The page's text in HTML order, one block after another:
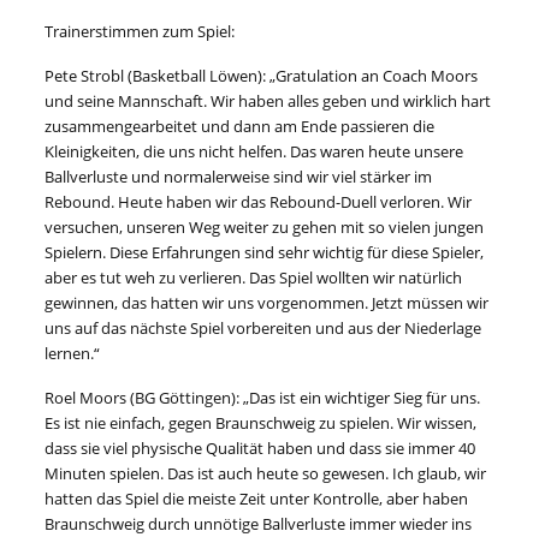
Trainerstimmen zum Spiel:
Pete Strobl (Basketball Löwen): „Gratulation an Coach Moors
und seine Mannschaft. Wir haben alles geben und wirklich hart
zusammengearbeitet und dann am Ende passieren die
Kleinigkeiten, die uns nicht helfen. Das waren heute unsere
Ballverluste und normalerweise sind wir viel stärker im
Rebound. Heute haben wir das Rebound-Duell verloren. Wir
versuchen, unseren Weg weiter zu gehen mit so vielen jungen
Spielern. Diese Erfahrungen sind sehr wichtig für diese Spieler,
aber es tut weh zu verlieren. Das Spiel wollten wir natürlich
gewinnen, das hatten wir uns vorgenommen. Jetzt müssen wir
uns auf das nächste Spiel vorbereiten und aus der Niederlage
lernen.“
Roel Moors (BG Göttingen): „Das ist ein wichtiger Sieg für uns.
Es ist nie einfach, gegen Braunschweig zu spielen. Wir wissen,
dass sie viel physische Qualität haben und dass sie immer 40
Minuten spielen. Das ist auch heute so gewesen. Ich glaub, wir
hatten das Spiel die meiste Zeit unter Kontrolle, aber haben
Braunschweig durch unnötige Ballverluste immer wieder ins